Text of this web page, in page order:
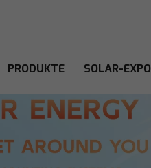
PRODUKTE SOLAR-EXPO